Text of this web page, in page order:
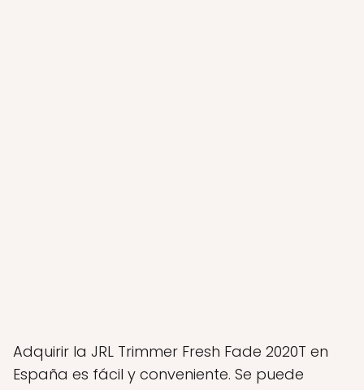
Adquirir la JRL Trimmer Fresh Fade 2020T en
España es fácil y conveniente. Se puede